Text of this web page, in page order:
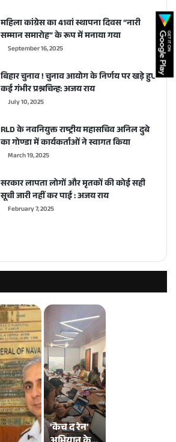
महिला कांग्रेस का 41वां स्थापना दिवस “नारी
सम्मान समारोह” के रूप में मनाया गया
September 16, 2025
बिहार चुनाव ! चुनाव आयोग के निर्णय पर खड़े हुए
कई गंभीर प्रश्नचिन्ह: अजय राय
July 10, 2025
RLD के नवनियुक्त राष्ट्रीय महासचिव अनिल दुबे
का गोण्डा में कार्यकर्ताओं ने स्वागत किया
March 19, 2025
सरकार लापता लोगों और मृतकों की कोई सही
सूची जारी नहीं कर पाई : अजय राय
February 7, 2025
page
‘कैच द रेन’